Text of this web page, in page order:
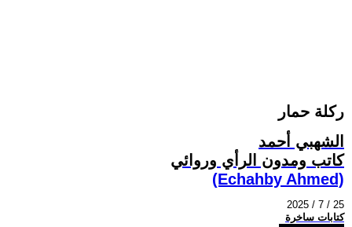
ركلة حمار
الشهبي أحمد
كاتب ومدون الرأي وروائي
(Echahby Ahmed)
2025 / 7 / 25
كتابات ساخرة